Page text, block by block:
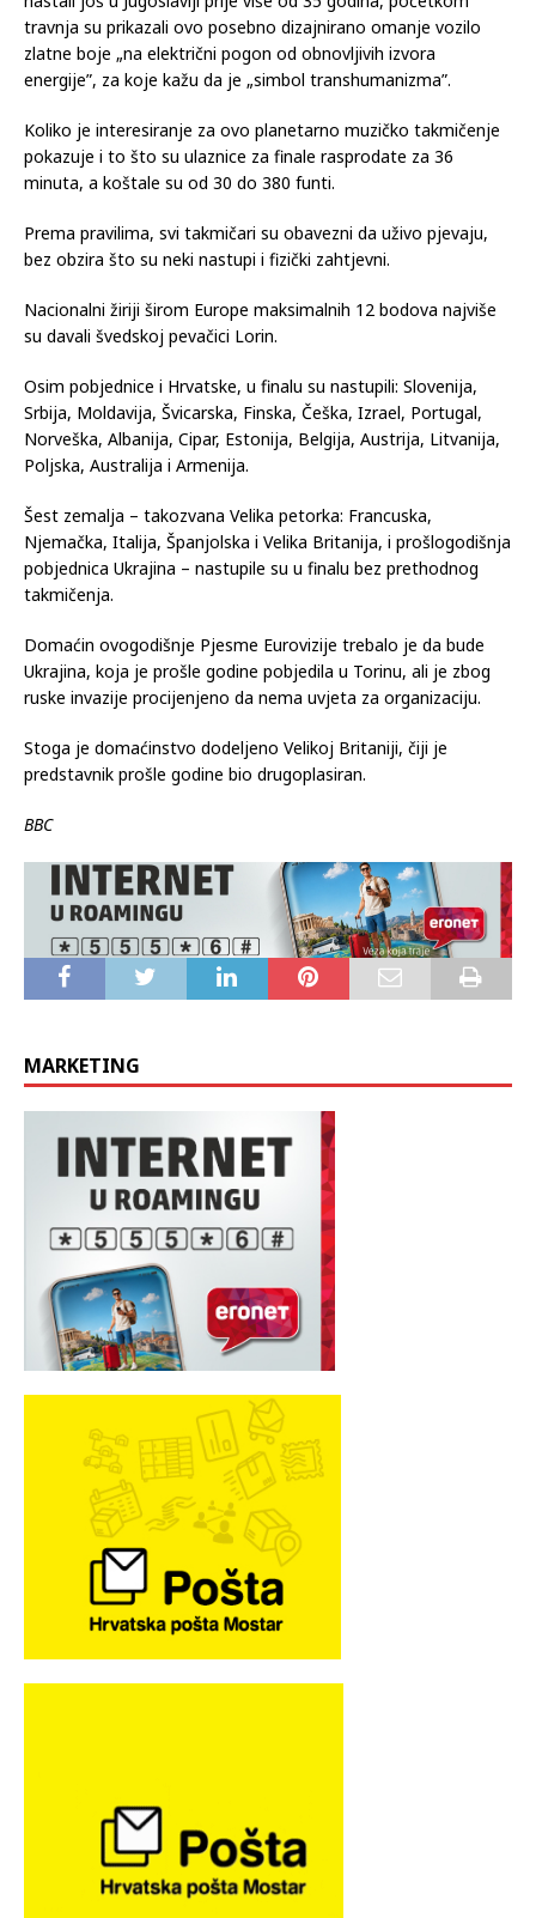
travnja su prikazali ovo posebno dizajnirano omanje vozilo
zlatne boje „na električni pogon od obnovljivih izvora
energije”, za koje kažu da je „simbol transhumanizma”.
Koliko je interesiranje za ovo planetarno muzičko takmičenje
pokazuje i to što su ulaznice za finale rasprodate za 36
minuta, a koštale su od 30 do 380 funti.
Prema pravilima, svi takmičari su obavezni da uživo pjevaju,
bez obzira što su neki nastupi i fizički zahtjevni.
Nacionalni žiriji širom Europe maksimalnih 12 bodova najviše
su davali švedskoj pevačici Lorin.
Osim pobjednice i Hrvatske, u finalu su nastupili: Slovenija,
Srbija, Moldavija, Švicarska, Finska, Češka, Izrael, Portugal,
Norveška, Albanija, Cipar, Estonija, Belgija, Austrija, Litvanija,
Poljska, Australija i Armenija.
Šest zemalja – takozvana Velika petorka: Francuska,
Njemačka, Italija, Španjolska i Velika Britanija, i prošlogodišnja
pobjednica Ukrajina – nastupile su u finalu bez prethodnog
takmičenja.
Domaćin ovogodišnje Pjesme Eurovizije trebalo je da bude
Ukrajina, koja je prošle godine pobjedila u Torinu, ali je zbog
ruske invazije procijenjeno da nema uvjeta za organizaciju.
Stoga je domaćinstvo dodeljeno Velikoj Britaniji, čiji je
predstavnik prošle godine bio drugoplasiran.
BBC
MARKETING